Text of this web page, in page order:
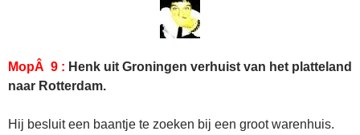
MopÂ 9 : Henk uit Groningen verhuist van het platteland
naar Rotterdam.
Hij besluit een baantje te zoeken bij een groot warenhuis.